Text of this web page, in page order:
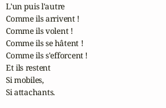
L'un puis l'autre
Comme ils arrivent !
Comme ils volent !
Comme ils se hâtent !
Comme ils s'efforcent !
Et ils restent
Si mobiles,
Si attachants.